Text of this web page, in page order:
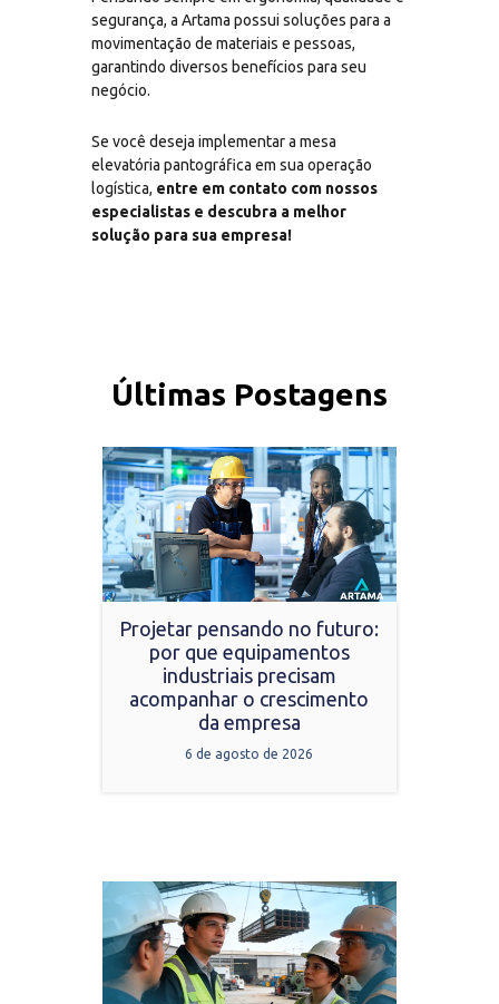
segurança, a Artama possui soluções para a
movimentação de materiais e pessoas,
garantindo diversos benefícios para seu
negócio.
Se você deseja implementar a mesa
elevatória pantográfica em sua operação
logística, entre em contato com nossos
especialistas e descubra a melhor
solução para sua empresa!
Últimas Postagens
Projetar pensando no futuro:
por que equipamentos
industriais precisam
acompanhar o crescimento
da empresa
6 de agosto de 2026